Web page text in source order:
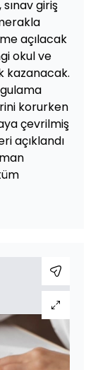
giriş
açılacak
okul ve
kazanacak.
korurken
çevrilmiş
açıklandı